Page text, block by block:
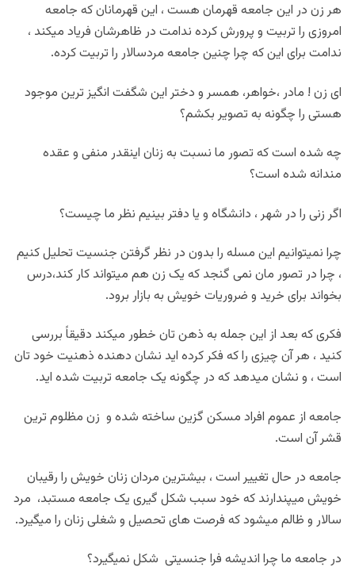
هر زن در این جامعه قهرمان هست ، این قهرمانان که جامعه
امروزی را تربیت و پرورش کرده ندامت در ظاهرشان فریاد میکند ،
ندامت برای این که چرا چنین جامعه مردسالار را تربیت کرده.
ای زن ! مادر ،خواهر، همسر و دختر این شگفت انگیز ترین موجود
هستی را چگونه به تصویر بکشم؟
چه شده است که تصور ما نسبت به زنان اینقدر منفی و عقده
مندانه شده است؟
اگر زنی را در شهر ، دانشگاه و یا دفتر بینیم نظر ما چیست؟
چرا نمیتوانیم این مسله را بدون در نظر گرفتن جنسیت تحلیل کنیم
، چرا در تصور مان نمی گنجد که یک زن هم میتواند کار کند،درس
بخواند برای خرید و ضروریات خویش به بازار برود.
فکری که بعد از این جمله به ذهن تان خطور میکند دقیقاً بررسی
کنید ، هر آن چیزی را که فکر کرده اید نشان دهنده ذهنیت خود تان
است ، و نشان میدهد که در چگونه یک جامعه تربیت شده اید.
جامعه از عموم افراد مسکن گزین ساخته شده و زن مظلوم ترین
قشر آن است.
جامعه در حال تغییر است ، بیشترین مردان زنان خویش را رقیبان
خویش میپندارند که خود سبب شکل گیری یک جامعه مستبد، مرد
سالار و ظالم میشود که فرصت های تحصیل و شغلی زنان را میگیرد.
در جامعه ما چرا اندیشه فرا جنسیتی شکل نمیگیرد؟